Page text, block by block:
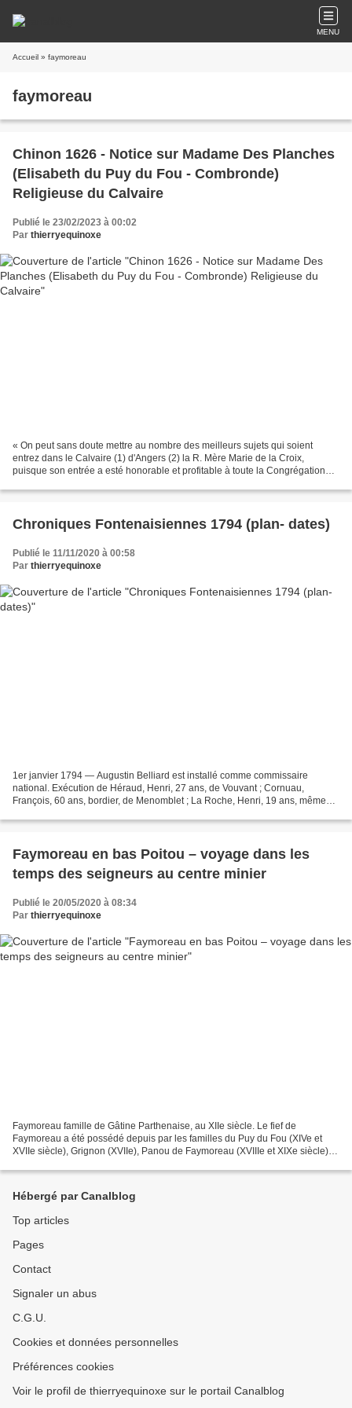
MENU
Accueil » faymoreau
faymoreau
Chinon 1626 - Notice sur Madame Des Planches
(Elisabeth du Puy du Fou - Combronde)
Religieuse du Calvaire
Publié le 23/02/2023 à 00:02
Par thierryequinoxe
« On peut sans doute mettre au nombre des meilleurs sujets qui soient
entrez dans le Calvaire (1) d'Angers (2) la R. Mère Marie de la Croix,
puisque son entrée a esté honorable et profitable à toute la Congrégation
Chroniques Fontenaisiennes 1794 (plan- dates)
Publié le 11/11/2020 à 00:58
Par thierryequinoxe
1er janvier 1794 — Augustin Belliard est installé comme commissaire
national. Exécution de Héraud, Henri, 27 ans, de Vouvant ; Cornuau,
François, 60 ans, bordier, de Menomblet ; La Roche, Henri, 19 ans, même
Faymoreau en bas Poitou – voyage dans les
temps des seigneurs au centre minier
Publié le 20/05/2020 à 08:34
Par thierryequinoxe
Faymoreau famille de Gâtine Parthenaise, au XIIe siècle. Le fief de
Faymoreau a été possédé depuis par les familles du Puy du Fou (XIVe et
XVIIe siècle), Grignon (XVIIe), Panou de Faymoreau (XVIIIe et XIXe siècle)
Hébergé par Canalblog
Top articles
Pages
Contact
Signaler un abus
C.G.U.
Cookies et données personnelles
Préférences cookies
Voir le profil de thierryequinoxe sur le portail Canalblog